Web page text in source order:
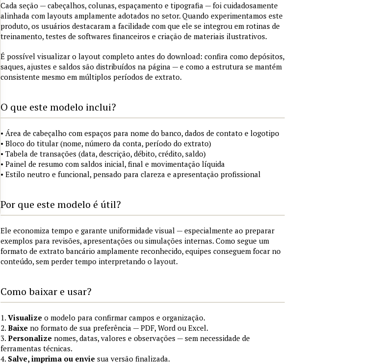
Cada seção — cabeçalhos, colunas, espaçamento e tipografia — foi cuidadosamente
alinhada com layouts amplamente adotados no setor. Quando experimentamos este
produto, os usuários destacaram a facilidade com que ele se integrou em rotinas de
treinamento, testes de softwares financeiros e criação de materiais ilustrativos.
É possível visualizar o layout completo antes do download: confira como depósitos,
saques, ajustes e saldos são distribuídos na página — e como a estrutura se mantém
consistente mesmo em múltiplos períodos de extrato.
O que este modelo inclui?
• Área de cabeçalho com espaços para nome do banco, dados de contato e logotipo
• Bloco do titular (nome, número da conta, período do extrato)
• Tabela de transações (data, descrição, débito, crédito, saldo)
• Painel de resumo com saldos inicial, final e movimentação líquida
• Estilo neutro e funcional, pensado para clareza e apresentação profissional
Por que este modelo é útil?
Ele economiza tempo e garante uniformidade visual — especialmente ao preparar
exemplos para revisões, apresentações ou simulações internas. Como segue um
formato de extrato bancário amplamente reconhecido, equipes conseguem focar no
conteúdo, sem perder tempo interpretando o layout.
Como baixar e usar?
1. Visualize o modelo para confirmar campos e organização.
2. Baixe no formato de sua preferência — PDF, Word ou Excel.
3. Personalize nomes, datas, valores e observações — sem necessidade de
ferramentas técnicas.
4. Salve, imprima ou envie sua versão finalizada.